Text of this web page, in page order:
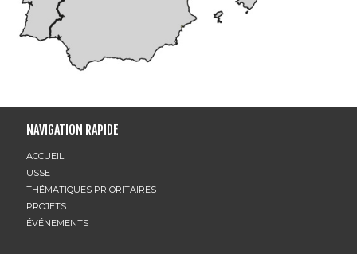
NAVIGATION RAPIDE
ACCUEIL
USSE
THÉMATIQUES PRIORITAIRES
PROJETS
ÉVÉNEMENTS